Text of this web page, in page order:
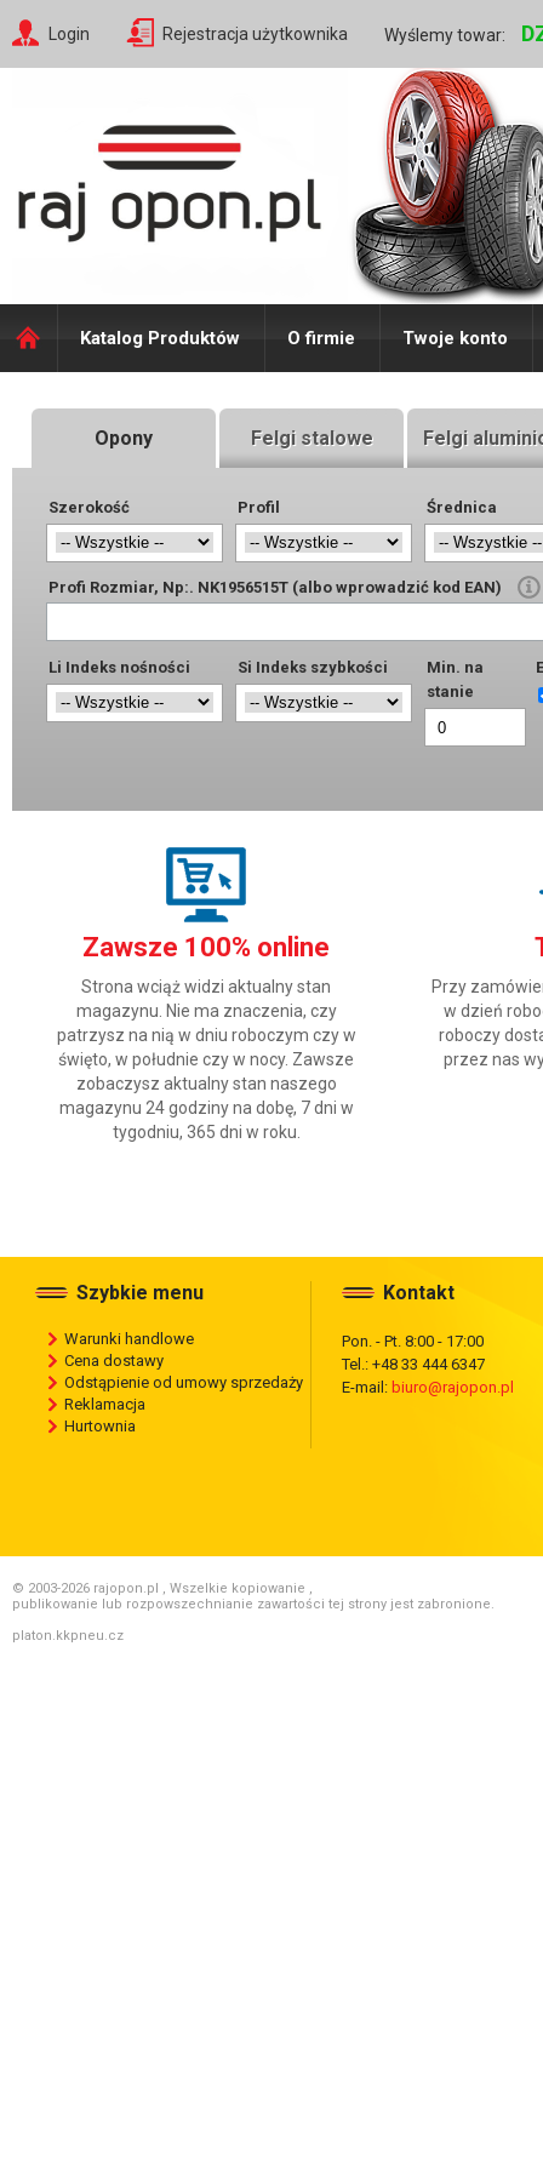
Login Rejestracja użytkownika Wyślemy towar:
Katalog Produktów O firmie Twoje konto
Opony Felgi stalowe Felgi
Szerokość Profil Średnica
Profi Rozmiar, Np:. NK1956515T (albo wprowadzić kod EAN)
Li Indeks nośności Si Indeks szybkości
Min. na
stanie
Zawsze 100% online
Strona wciąż widzi aktualny stan
magazynu. Nie ma znaczenia, czy
patrzysz na nią w dniu roboczym czy w
święto, w południe czy w nocy. Zawsze
zobaczysz aktualny stan naszego
magazynu 24 godziny na dobę, 7 dni w
tygodniu, 365 dni w roku.
Przy
w dzień
roboczy
przez nas
Szybkie menu
Warunki handlowe
Cena dostawy
Odstąpienie od umowy sprzedaży
Reklamacja
Hurtownia
Kontakt
Pon. - Pt. 8:00 - 17:00
Tel.: +48 33 444 6347
E-mail: biuro@rajopon.pl
© 2003-2026 rajopon.pl , Wszelkie kopiowanie ,
publikowanie lub rozpowszechnianie zawartości tej strony jest zabronione.
platon.kkpneu.cz